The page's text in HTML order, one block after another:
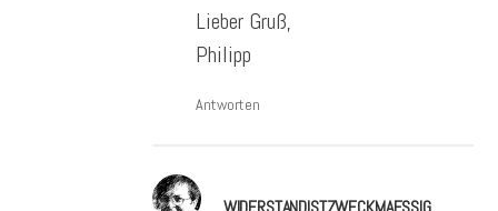
Lieber Gruß,
Philipp
Antworten